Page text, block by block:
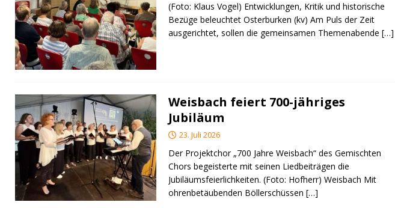
(Foto: Klaus Vogel) Entwicklungen, Kritik und historische
Bezüge beleuchtet Osterburken (kv) Am Puls der Zeit
ausgerichtet, sollen die gemeinsamen Themenabende […]
Weisbach feiert 700-jähriges
Jubiläum
23. Juli 2026
Der Projektchor „700 Jahre Weisbach“ des Gemischten
Chors begeisterte mit seinen Liedbeiträgen die
Jubiläumsfeierlichkeiten. (Foto: Hofherr) Weisbach Mit
ohrenbetäubenden Böllerschüssen […]